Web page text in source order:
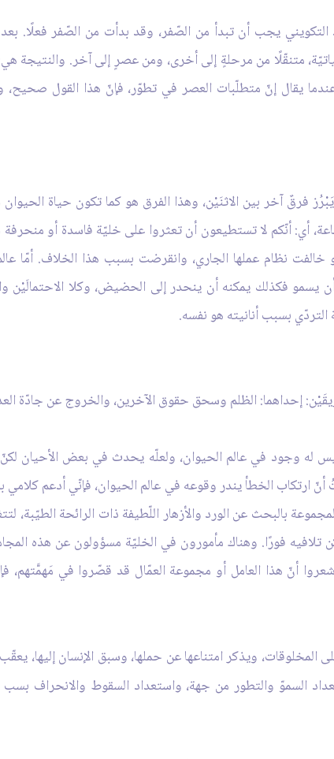
يجب أن تبدأ من الصّفر، وقد بدأت من الصّفر فعلًا.
متنقّلًا من مرحلةٍ إلى أخرى، ومن عصرٍ إلى آخر. والنتيجة
يقال إنّ متطلّبات العصر في تطوّر، فإنّ هذا القول صحيح،
فرقٌ آخر بين الاثنَيْن، وهذا الفرق هو كما تكون حياة
أي: أنّكم لا تستطيعون أن تعثروا على خليّة فاسدة أو
نظام عملها الجاري، وانقرضت بسبب هذا الخلاف. أمّا
يسمو فكذلك يمكنه أن ينحدر إلى الحضيض، وكلا
بسبب أنانيته هو نفسه.
إحداهما: الظلم وسحق حقوق الآخرين، والخروج عن جادّة
له وجود في عالم الحيوان، ولعلّه يحدث في بعض الأحيان
ارتكاب الخطأ يندر وقوعه في عالم الحيوان، فإنّي أدعم
بالبحث عن الورد والأزهار اللّطيفة ذات الرائحة الطيّبة،
فورًا. وهناك مأمورون في الخليّة مسؤولون عن هذه
أنّ هذا العامل أو مجموعة العمّال قد قصّروا في مَهمَّتهم،
المخلوقات، ويذكر امتناعها عن حملها، وسبق الإنسان إليها،
السموّ والتطور من جهة، واستعداد السقوط والانحراف